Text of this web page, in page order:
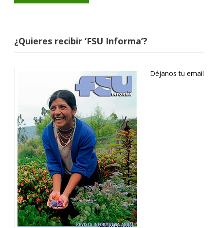
¿Quieres recibir ‘FSU Informa’?
Déjanos tu email